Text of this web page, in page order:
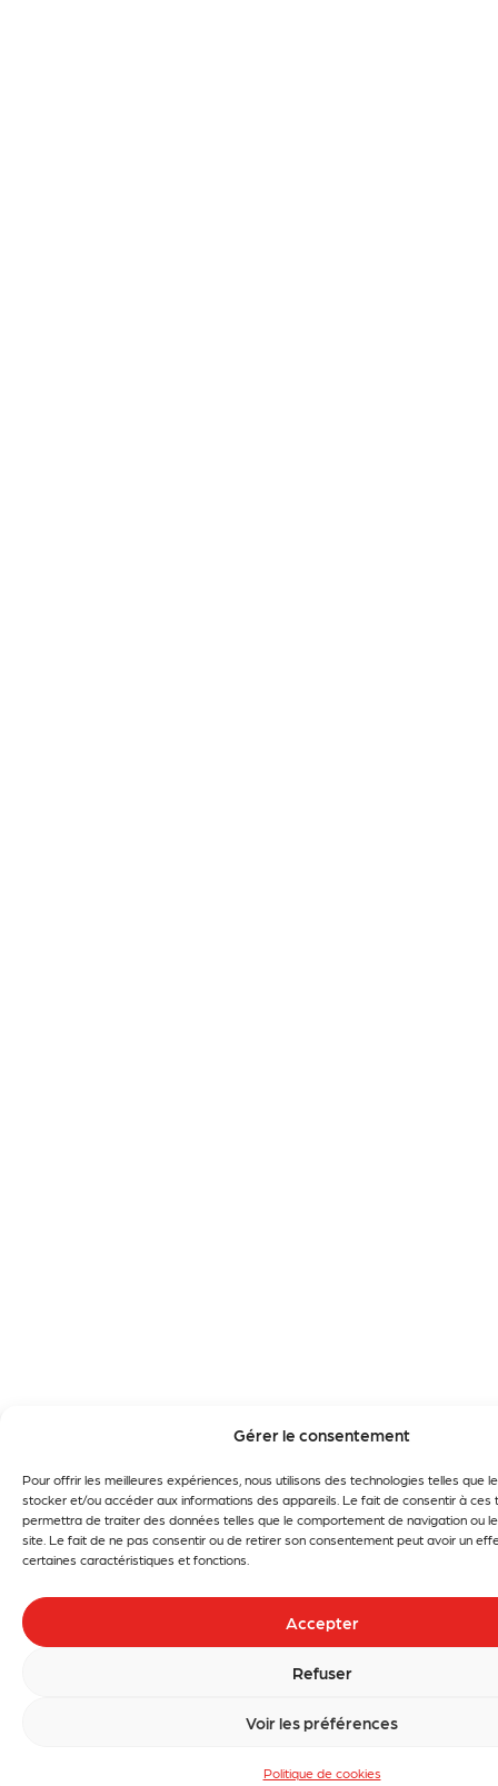
Gérer le consentement
Pour offrir les meilleures expériences, nous utilisons des technologies telles que
stocker et/ou accéder aux informations des appareils. Le fait de consentir à ces
permettra de traiter des données telles que le comportement de navigation ou
site. Le fait de ne pas consentir ou de retirer son consentement peut avoir un
certaines caractéristiques et fonctions.
Accepter
Refuser
Voir les préférences
Politique de cookies